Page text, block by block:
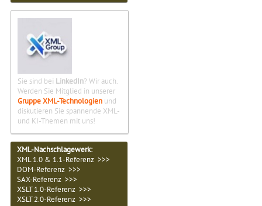
Sie sind bei LinkedIn? Wir auch.
Werden Sie Mitglied in unserer
Gruppe XML-Technologien und
diskutieren Sie spannende XML-
und KI-Themen mit uns!
XML-Nachschlagewerk:
XML 1.0 & 1.1-Referenz >>>
DOM-Referenz >>>
SAX-Referenz >>>
XSLT 1.0-Referenz >>>
XSLT 2.0-Referenz >>>